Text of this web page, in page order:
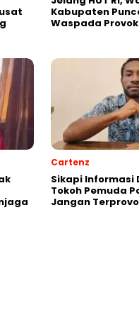
Kabupaten
Waspada
Cartenz
Sikapi Informasi
Tokoh Pemuda
Jangan